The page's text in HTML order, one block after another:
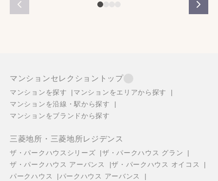
マンションセレクショントップ
マンションを探す
マンションをエリアから探す
マンションを沿線・駅から探す
マンションをブランドから探す
三菱地所・三菱地所レジデンス
ザ・パークハウスシリーズ
ザ・パークハウス グラン
ザ・パークハウス アーバンス
ザ・パークハウス オイコス
パークハウス
パークハウス アーバンス